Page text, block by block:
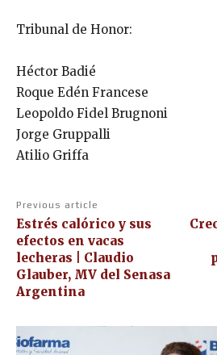
Tribunal de Honor:
Héctor Badié
Roque Edén Francese
Leopoldo Fidel Brugnoni
Jorge Gruppalli
Atilio Griffa
Previous article
Estrés calórico y sus
efectos en vacas
lecheras | Claudio
Glauber, MV del Senasa
Argentina